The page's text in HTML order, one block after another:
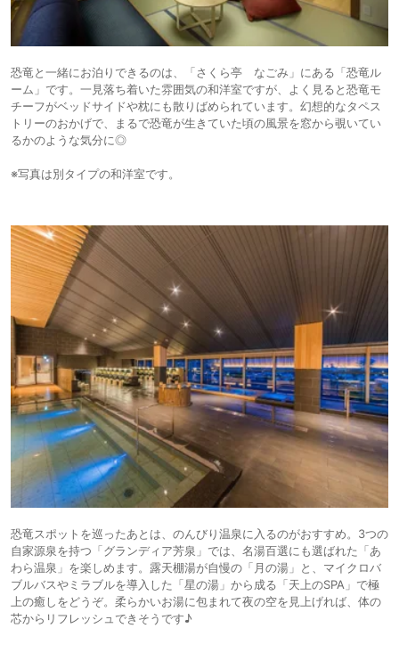
恐竜と一緒にお泊りできるのは、「さくら亭 なごみ」にある「恐竜ル
ーム」です。一見落ち着いた雰囲気の和洋室ですが、よく見ると恐竜モ
チーフがベッドサイドや枕にも散りばめられています。幻想的なタペス
トリーのおかげで、まるで恐竜が生きていた頃の風景を窓から覗いてい
るかのような気分に◎
※写真は別タイプの和洋室です。
恐竜スポットを巡ったあとは、のんびり温泉に入るのがおすすめ。3つの
自家源泉を持つ「グランディア芳泉」では、名湯百選にも選ばれた「あ
わら温泉」を楽しめます。露天棚湯が自慢の「月の湯」と、マイクロバ
ブルバスやミラブルを導入した「星の湯」から成る「天上のSPA」で極
上の癒しをどうぞ。柔らかいお湯に包まれて夜の空を見上げれば、体の
芯からリフレッシュできそうです♪